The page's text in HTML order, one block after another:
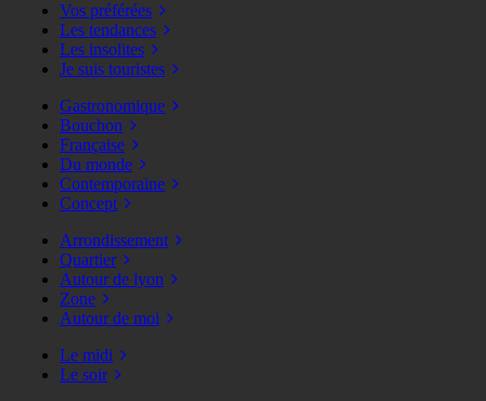
Vos préférées
Les tendances
Les insolites
Je suis touristes
Gastronomique
Bouchon
Française
Du monde
Contemporaine
Concept
Arrondissement
Quartier
Autour de lyon
Zone
Autour de moi
Le midi
Le soir